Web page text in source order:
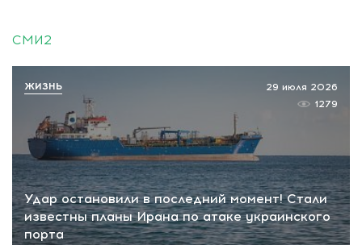
СМИ2
Удар остановили в последний момент! Стали
известны планы Ирана по атаке украинского
порта
29 июля 2026
1279
ЖИЗНЬ